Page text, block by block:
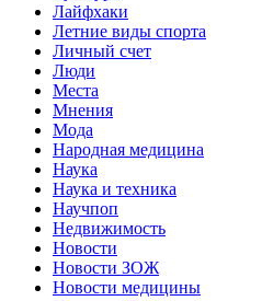
Лайфхаки
Летние виды спорта
Личный счет
Люди
Места
Мнения
Мода
Народная медицина
Наука
Наука и техника
Научпоп
Недвижимость
Новости
Новости ЗОЖ
Новости медицины